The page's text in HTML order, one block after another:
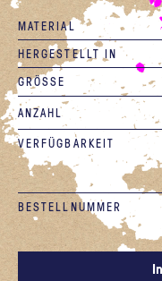
MATERIAL
HERGESTELLT IN
GRÖSSE
ANZAHL
VERFÜGBARKEIT
BESTELLNUMMER